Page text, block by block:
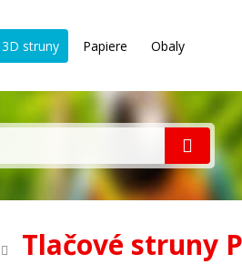
3D struny Papiere Obaly
Tlačové struny